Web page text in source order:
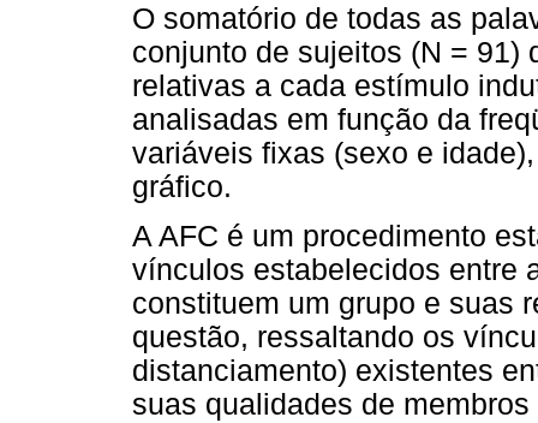
O somatório de todas as
conjunto de sujeitos (N = 91)
relativas a cada estímulo
analisadas em função da
variáveis fixas (sexo e
gráfico.
A AFC é um procedimento
vínculos estabelecidos entre
constituem um grupo e suas
questão, ressaltando os
distanciamento) existentes
suas qualidades de